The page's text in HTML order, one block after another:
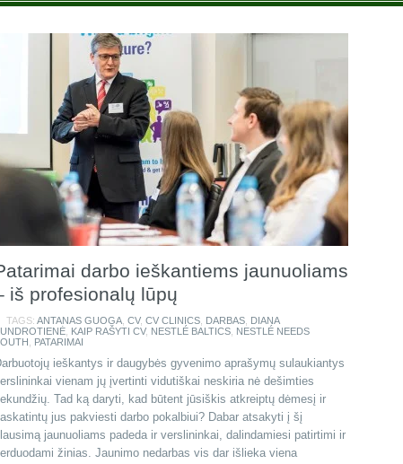
darbo ieškantiems jaunuoliams
iš profesionalų lūpų
TAGS: ANTANAS GUOGA, CV, CV CLINICS, DARBAS, DIANA
, KAIP RAŠYTI CV, NESTLÉ BALTICS, NESTLÉ NEEDS
PATARIMAI
ieškantys ir daugybės gyvenimo aprašymų sulaukiantys
vienam jų įvertinti vidutiškai neskiria nė dešimties
Tad ką daryti, kad būtent jūsiškis atkreiptų dėmesį ir
jus pakviesti darbo pokalbiui? Dabar atsakyti į šį
jaunuoliams padeda ir verslininkai, dalindamiesi patirtimi ir
žinias. Jaunimo nedarbas vis dar išlieka viena